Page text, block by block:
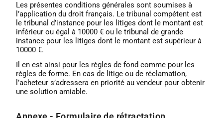
Les présentes conditions générales sont soumises à
l’application du droit français. Le tribunal compétent est
le tribunal d’instance pour les litiges dont le montant est
inférieur ou égal à 10000 € ou le tribunal de grande
instance pour les litiges dont le montant est supérieur à
10000 €.
Il en est ainsi pour les règles de fond comme pour les
règles de forme. En cas de litige ou de réclamation,
l’acheteur s’adressera en priorité au vendeur pour obtenir
une solution amiable.